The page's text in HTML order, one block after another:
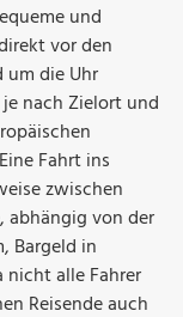
und
vor den
um die Uhr
nach Zielort und
Fahrt ins
zwischen
abhängig von der
Bargeld in
alle Fahrer
Reisende auch